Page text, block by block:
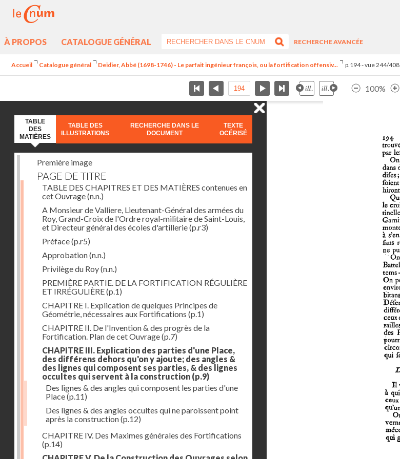
À PROPOS CATALOGUE GÉNÉRAL
RECHERCHE AVANCÉE
Accueil Catalogue général Deidier, Abbé (1698-1746) - Le parfait ingénieur françois, ou la fortification offensiv... p.194 - vue 244/408
100%
TABLE
DES
MATIÈRES
TABLE DES
ILLUSTRATIONS
RECHERCHE DANS LE
DOCUMENT
TEXTE
OCÉRISÉ
Première image
PAGE DE TITRE
TABLE DES CHAPITRES ET DES MATIÈRES contenues en
cet Ouvrage(n.n.)
A Monsieur de Valliere, Lieutenant-Général des armées du
Roy, Grand-Croix de l'Ordre royal-militaire de Saint-Louis,
et Directeur général des écoles d'artillerie(p.r3)
Préface(p.r5)
Approbation(n.n.)
Privilège du Roy(n.n.)
PREMIÈRE PARTIE. DE LA FORTIFICATION RÉGULIÈRE
ET IRRÉGULIÈRE(p.1)
CHAPITRE I. Explication de quelques Principes de
Géométrie, nécessaires aux Fortifications (p.1)
CHAPITRE II. De l'Invention & des progrès de la
Fortification. Plan de cet Ouvrage(p.7)
CHAPITRE III. Explication des parties d'une Place,
des différens dehors qu'on y ajoute; des angles &
des lignes qui composent ses parties, & des lignes
occultes qui servent à la construction (p.9)
Des lignes & des angles qui composent les parties d'une
Place(p.11)
Des lignes & des angles occultes qui ne paroissent point
après la construction(p.12)
CHAPITRE IV. Des Maximes générales des Fortifications
(p.14)